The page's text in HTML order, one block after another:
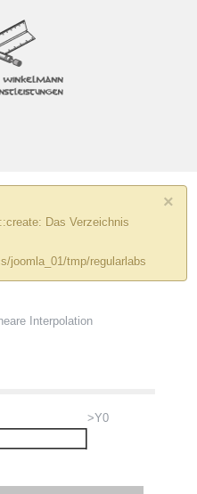
×
Das Verzeichnis
joomla_01/tmp/regularlabs
Interpolation
>Y0